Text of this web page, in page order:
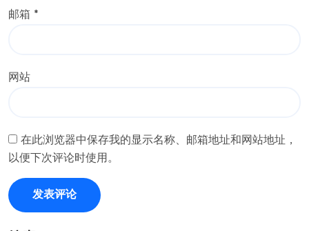
邮箱 *
网站
在此浏览器中保存我的显示名称、邮箱地址和网站地址，
以便下次评论时使用。